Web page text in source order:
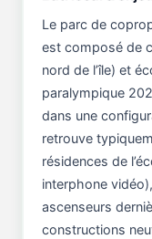
Le parc de
est composé de
nord de l’île) et
paralympique
dans une
retrouve
résidences de
interphone
ascenseurs
constructions